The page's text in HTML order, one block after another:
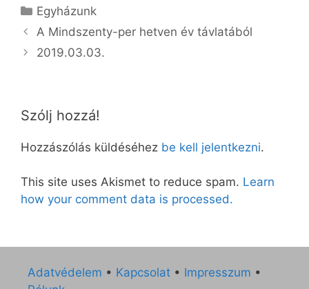
Kategória
Egyházunk
A Mindszenty-per hetven év távlatából
2019.03.03.
Szólj hozzá!
Hozzászólás küldéséhez be kell jelentkezni.
This site uses Akismet to reduce spam. Learn
how your comment data is processed.
Adatvédelem • Kapcsolat • Impresszum •